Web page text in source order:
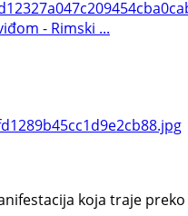
- Rimski ...
koja traje